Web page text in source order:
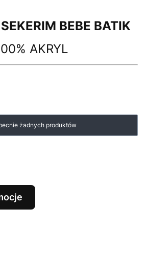
BEBE BATIK
AKRYL
żadnych produktów